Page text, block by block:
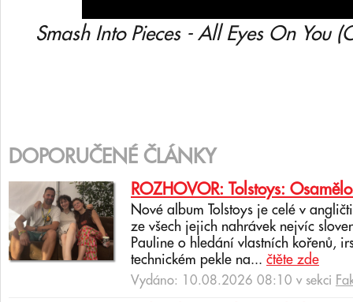
Smash Into Pieces - All Eyes On You
DOPORUČENÉ ČLÁNKY
ROZHOVOR: Tolstoys:
Nové album Tolstoys je celé v
ze všech jejich nahrávek nejvíc
Pauline o hledání vlastních kořenů,
technickém pekle na... čtěte zde
Vydáno: 10.08.2026 08:10 v sekci